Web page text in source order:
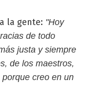
la gente: "Hoy
de todo
justa y siempre
de los maestros,
creo en un